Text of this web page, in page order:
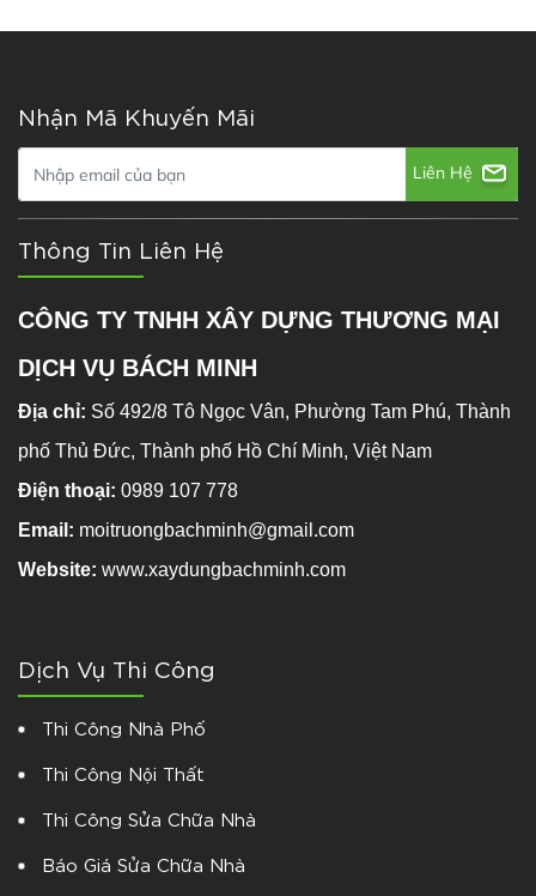
Nhận Mã Khuyến Mãi
Liên Hệ
Thông Tin Liên Hệ
CÔNG TY TNHH XÂY DỰNG THƯƠNG MẠI
DỊCH VỤ BÁCH MINH
Địa chỉ: Số 492/8 Tô Ngọc Vân, Phường Tam Phú, Thành
phố Thủ Đức, Thành phố Hồ Chí Minh, Việt Nam
Điện thoại: 0989 107 778
Email: moitruongbachminh@gmail.com
Website: www.xaydungbachminh.com
Dịch Vụ Thi Công
Thi Công Nhà Phố
Thi Công Nội Thất
Thi Công Sửa Chữa Nhà
Báo Giá Sửa Chữa Nhà